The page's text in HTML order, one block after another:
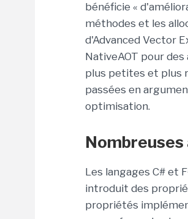
bénéficie «
méthodes et les
d'Advanced Vector
NativeAOT pour
plus petites et plus
passées en
optimisation.
Les langages C# et
introduit des
propriétés